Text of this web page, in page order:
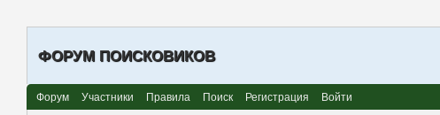
ФОРУМ ПОИСКОВИКОВ
Форум Участники Правила Поиск Регистрация Войти